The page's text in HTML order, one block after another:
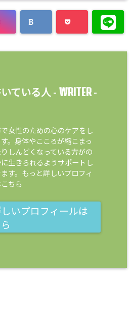
ている人 - WRITER -
女性のための心のケアをし
。身体やこころが縮こまっ
しんどくなっている方がの
生きられるようサポートし
す。もっと詳しいプロフィ
ちら
いプロフィールは